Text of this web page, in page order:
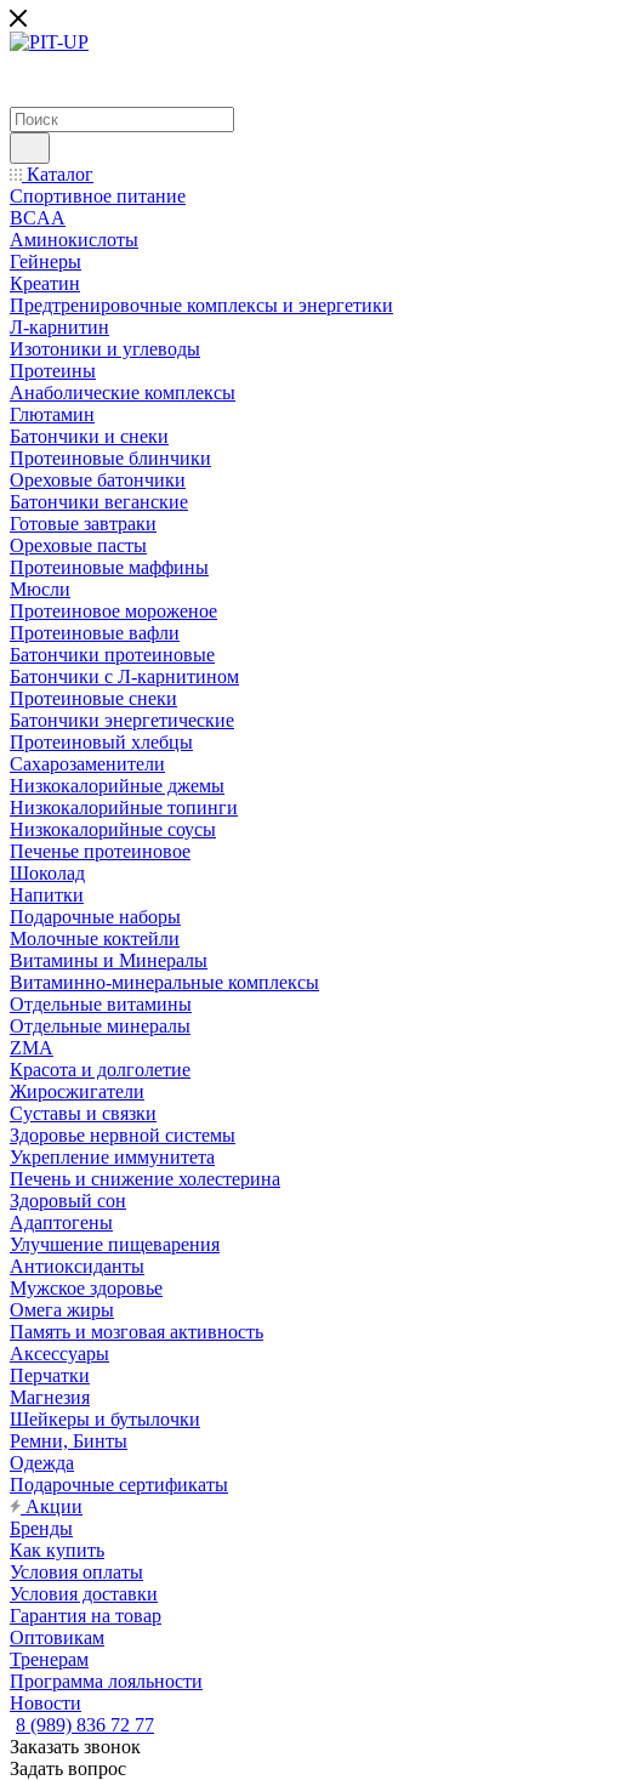
Каталог
Спортивное питание
BCAA
Аминокислоты
Гейнеры
Креатин
Предтренировочные комплексы и энергетики
Л-карнитин
Изотоники и углеводы
Протеины
Анаболические комплексы
Глютамин
Батончики и снеки
Протеиновые блинчики
Ореховые батончики
Батончики веганские
Готовые завтраки
Ореховые пасты
Протеиновые маффины
Мюсли
Протеиновое мороженое
Протеиновые вафли
Батончики протеиновые
Батончики с Л-карнитином
Протеиновые снеки
Батончики энергетические
Протеиновый хлебцы
Сахарозаменители
Низкокалорийные джемы
Низкокалорийные топинги
Низкокалорийные соусы
Печенье протеиновое
Шоколад
Напитки
Подарочные наборы
Молочные коктейли
Витамины и Минералы
Витаминно-минеральные комплексы
Отдельные витамины
Отдельные минералы
ZMA
Красота и долголетие
Жиросжигатели
Суставы и связки
Здоровье нервной системы
Укрепление иммунитета
Печень и снижение холестерина
Здоровый сон
Адаптогены
Улучшение пищеварения
Антиоксиданты
Мужское здоровье
Омега жиры
Память и мозговая активность
Аксессуары
Перчатки
Магнезия
Шейкеры и бутылочки
Ремни, Бинты
Одежда
Подарочные сертификаты
Акции
Бренды
Как купить
Условия оплаты
Условия доставки
Гарантия на товар
Оптовикам
Тренерам
Программа лояльности
Новости
8 (989) 836 72 77
Заказать звонок
Задать вопрос